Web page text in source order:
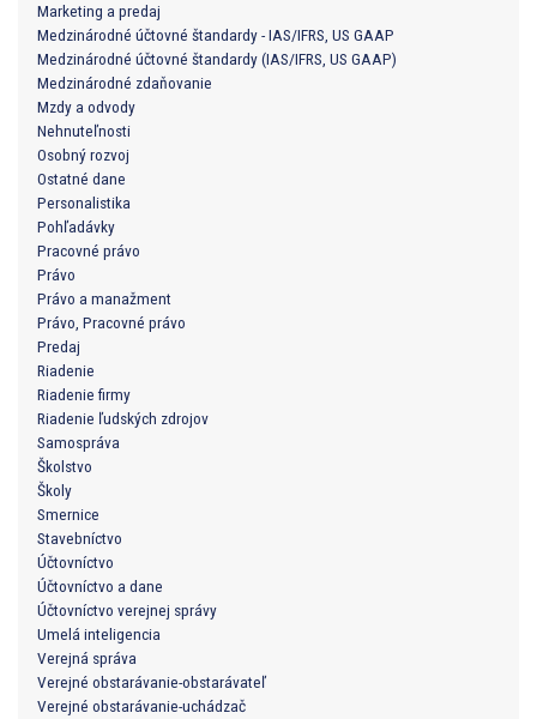
Marketing a predaj
Medzinárodné účtovné štandardy - IAS/IFRS, US GAAP
Medzinárodné účtovné štandardy (IAS/IFRS, US GAAP)
Medzinárodné zdaňovanie
Mzdy a odvody
Nehnuteľnosti
Osobný rozvoj
Ostatné dane
Personalistika
Pohľadávky
Pracovné právo
Právo
Právo a manažment
Právo, Pracovné právo
Predaj
Riadenie
Riadenie firmy
Riadenie ľudských zdrojov
Samospráva
Školstvo
Školy
Smernice
Stavebníctvo
Účtovníctvo
Účtovníctvo a dane
Účtovníctvo verejnej správy
Umelá inteligencia
Verejná správa
Verejné obstarávanie-obstarávateľ
Verejné obstarávanie-uchádzač